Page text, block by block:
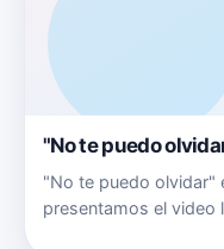
"No te puedo
"No te puedo olvidar"
presentamos el video